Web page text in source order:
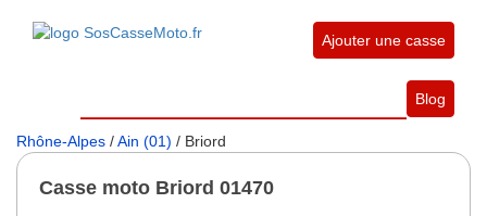
Ajouter une casse
Blog
Rhône-Alpes /Ain (01) / Briord
Casse moto Briord 01470